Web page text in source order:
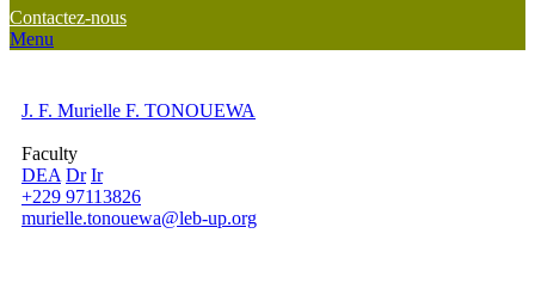
Contactez-nous
Menu
J. F. Murielle F. TONOUEWA
Faculty
DEA Dr Ir
+229 97113826
murielle.tonouewa@leb-up.org